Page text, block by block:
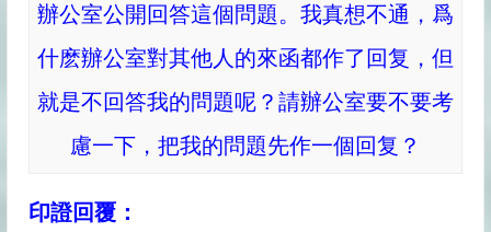
辦公室公開回答這個問題。我真想不通，爲
什麽辦公室對其他人的來函都作了回复，但
就是不回答我的問題呢？請辦公室要不要考
慮一下，把我的問題先作一個回复？
印證回覆：